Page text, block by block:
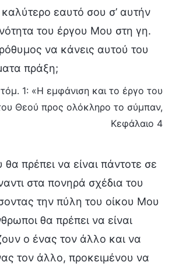
εαυτό σου σ’ αυτήν
του έργου Μου στη γη.
να κάνεις αυτού του
πράξη;
1: «Η εμφάνιση και το έργο του
Θεού προς ολόκληρο το σύμπαν,
Κεφάλαιο 4
πρέπει να είναι πάντοτε σε
στα πονηρά σχέδια του
την πύλη του οίκου Μου
θα πρέπει να είναι
ο ένας τον άλλο και να
τον άλλο, προκειμένου να